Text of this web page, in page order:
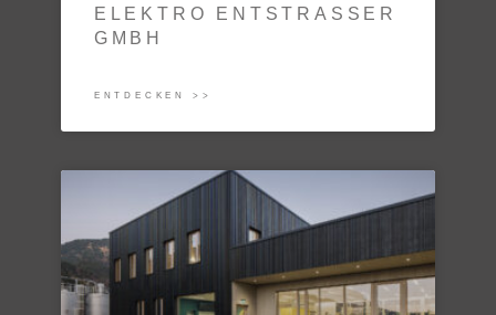
ELEKTRO ENTSTRASSER
GMBH
ENTDECKEN >>